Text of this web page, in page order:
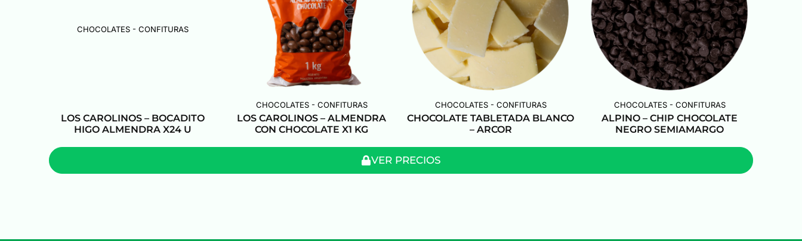
CHOCOLATES - CONFITURAS
LOS CAROLINOS – BOCADITO
HIGO ALMENDRA X24 U
CHOCOLATES - CONFITURAS
LOS CAROLINOS – ALMENDRA
CON CHOCOLATE X1 KG
CHOCOLATES - CONFITURAS
CHOCOLATE TABLETADA BLANCO
– ARCOR
CHOCOLATES - CONFITURAS
ALPINO – CHIP CHOCOLATE
NEGRO SEMIAMARGO
VER PRECIOS